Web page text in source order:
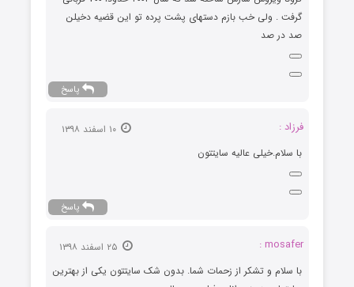
گرفت . ولی خب بازم دستهای پشت پرده تو این قضیه دخیلن
صد در صد
پاسخ
فرزاد :
۱۰ اسفند ۱۳۹۸
با سلام.خیلی عالیه سایتتون
پاسخ
mosafer :
با سلام و تشکر از زحمات شما. بدون شک سایتتون یکی از بهترین